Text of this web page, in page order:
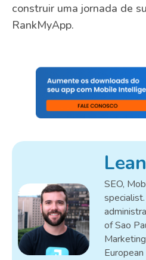
construir uma jornada de
RankMyApp.
SEO,
of Sao